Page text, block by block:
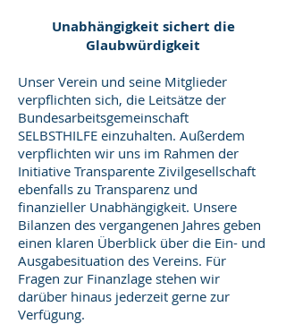
Unabhängigkeit sichert die
Glaubwürdigkeit
Unser Verein und seine Mitglieder
verpflichten sich, die Leitsätze der
Bundesarbeitsgemeinschaft
SELBSTHILFE einzuhalten. Außerdem
verpflichten wir uns im Rahmen der
Initiative Transparente Zivilgesellschaft
ebenfalls zu Transparenz und
finanzieller Unabhängigkeit. Unsere
Bilanzen des vergangenen Jahres geben
einen klaren Überblick über die Ein- und
Ausgabesituation des Vereins. Für
Fragen zur Finanzlage stehen wir
darüber hinaus jederzeit gerne zur
Verfügung.